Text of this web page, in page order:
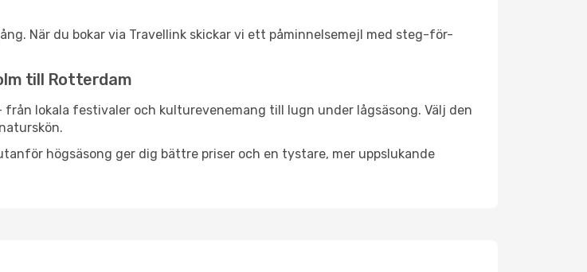
När du bokar via Travellink skickar vi ett påminnelsemejl med steg-för-
till Rotterdam
lokala festivaler och kulturevenemang till lugn under lågsäsong. Välj den
högsäsong ger dig bättre priser och en tystare, mer uppslukande